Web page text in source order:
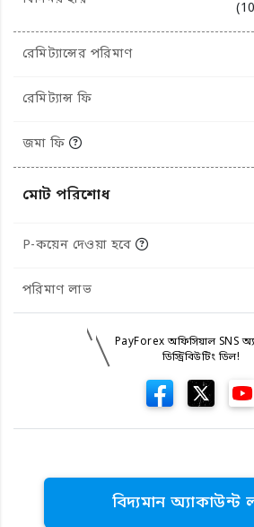
রেমিট্যান্সের পরিমাণ
রেমিট্যান্স ফি
জমা ফি
মোট পরিশোধ
P-কয়েন দেওয়া হবে
পরিমাণ লাভ
PayForex অফিসিয়াল SNS
ডিস্ট্রিবিউটিং ডিল!
বিদ্যমান